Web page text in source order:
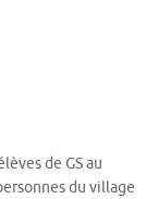
de GS au
du village